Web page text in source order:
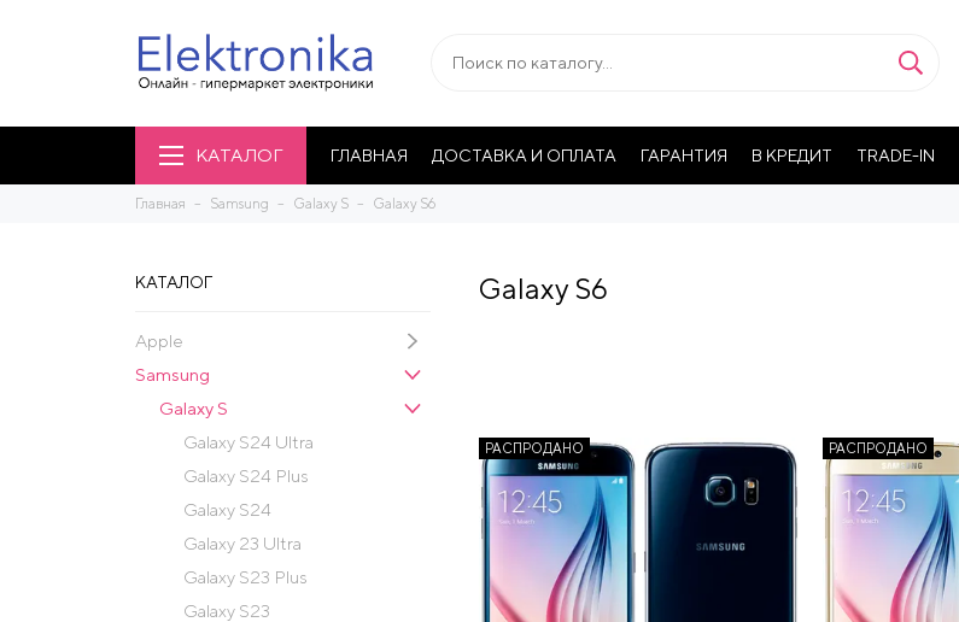
КАТАЛОГ ГЛАВНАЯ ДОСТАВКА И ОПЛАТА ГАРАНТИЯ В КРЕДИТ TRADE-IN
Главная Samsung Galaxy S Galaxy S6
КАТАЛОГ
Apple
Samsung
Galaxy S
Galaxy S24 Ultra
Galaxy S24 Plus
Galaxy S24
Galaxy 23 Ultra
Galaxy S23 Plus
Galaxy S23
Galaxy S6
РАСПРОДАНО РАСПРОДАНО